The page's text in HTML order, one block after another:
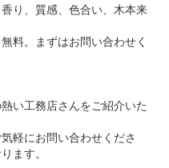
り、質感、色合い、木本来
料。まずはお問い合わせく
い工務店さんをご紹介いた
軽にお問い合わせくださ
ます。